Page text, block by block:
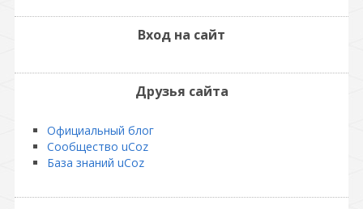
Вход на сайт
Друзья сайта
Официальный блог
Сообщество uCoz
База знаний uCoz